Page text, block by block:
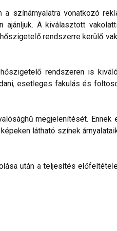
színárnyalatra vonatkozó
A kiválasztott
rendszerre kerülő
rendszeren is
esetleges fakulás és
megjelenítését. Ennek
látható színek
után a teljesítés